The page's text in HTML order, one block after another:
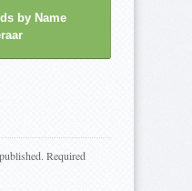
by Name
Required